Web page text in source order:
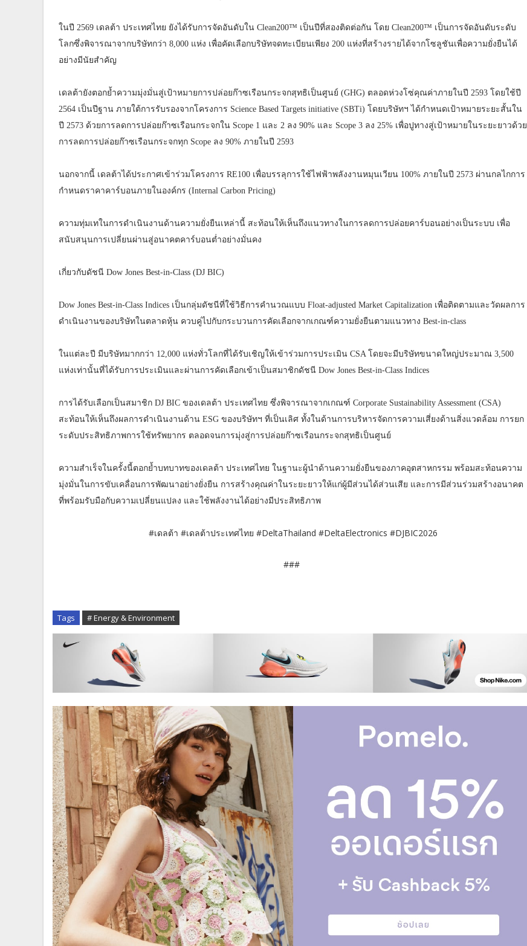
ในปี 2569 เดลต้า ประเทศไทย ยังได้รับการจัดอันดับใน Clean200™ เป็นปีที่สองติดต่อกัน โดย Clean200™ เป็นการจัดอันดับระดับ
โลกซึ่งพิจารณาจากบริษัทกว่า 8,000 แห่ง เพื่อคัดเลือกบริษัทจดทะเบียนเพียง 200 แห่งที่สร้างรายได้จากโซลูชันเพื่อความยั่งยืนได้
อย่างมีนัยสำคัญ
เดลต้ายังตอกย้ำความมุ่งมั่นสู่เป้าหมายการปล่อยก๊าซเรือนกระจกสุทธิเป็นศูนย์ (GHG) ตลอดห่วงโซ่คุณค่าภายในปี 2593 โดยใช้ปี
2564 เป็นปีฐาน ภายใต้การรับรองจากโครงการ Science Based Targets initiative (SBTi) โดยบริษัทฯ ได้กำหนดเป้าหมายระยะสั้นใน
ปี 2573 ด้วยการลดการปล่อยก๊าซเรือนกระจกใน Scope 1 และ 2 ลง 90% และ Scope 3 ลง 25% เพื่อปูทางสู่เป้าหมายในระยะยาวด้วย
การลดการปล่อยก๊าซเรือนกระจกทุก Scope ลง 90% ภายในปี 2593
นอกจากนี้ เดลต้าได้ประกาศเข้าร่วมโครงการ RE100 เพื่อบรรลุการใช้ไฟฟ้าพลังงานหมุนเวียน 100% ภายในปี 2573 ผ่านกลไกการ
กำหนดราคาคาร์บอนภายในองค์กร (Internal Carbon Pricing)
ความทุ่มเทในการดำเนินงานด้านความยั่งยืนเหล่านี้ สะท้อนให้เห็นถึงแนวทางในการลดการปล่อยคาร์บอนอย่างเป็นระบบ เพื่อ
สนับสนุนการเปลี่ยนผ่านสู่อนาคตคาร์บอนต่ำอย่างมั่นคง
เกี่ยวกับดัชนี Dow Jones Best-in-Class (DJ BIC)
Dow Jones Best-in-Class Indices เป็นกลุ่มดัชนีที่ใช้วิธีการคำนวณแบบ Float-adjusted Market Capitalization เพื่อติดตามและวัดผลการ
ดำเนินงานของบริษัทในตลาดหุ้น ควบคู่ไปกับกระบวนการคัดเลือกจากเกณฑ์ความยั่งยืนตามแนวทาง Best-in-class
ในแต่ละปี มีบริษัทมากกว่า 12,000 แห่งทั่วโลกที่ได้รับเชิญให้เข้าร่วมการประเมิน CSA โดยจะมีบริษัทขนาดใหญ่ประมาณ 3,500
แห่งเท่านั้นที่ได้รับการประเมินและผ่านการคัดเลือกเข้าเป็นสมาชิกดัชนี Dow Jones Best-in-Class Indices
การได้รับเลือกเป็นสมาชิก DJ BIC ของเดลต้า ประเทศไทย ซึ่งพิจารณาจากเกณฑ์ Corporate Sustainability Assessment (CSA)
สะท้อนให้เห็นถึงผลการดำเนินงานด้าน ESG ของบริษัทฯ ที่เป็นเลิศ ทั้งในด้านการบริหารจัดการความเสี่ยงด้านสิ่งแวดล้อม การยก
ระดับประสิทธิภาพการใช้ทรัพยากร ตลอดจนการมุ่งสู่การปล่อยก๊าซเรือนกระจกสุทธิเป็นศูนย์
ความสำเร็จในครั้งนี้ตอกย้ำบทบาทของเดลต้า ประเทศไทย ในฐานะผู้นำด้านความยั่งยืนของภาคอุตสาหกรรม พร้อมสะท้อนความ
มุ่งมั่นในการขับเคลื่อนการพัฒนาอย่างยั่งยืน การสร้างคุณค่าในระยะยาวให้แก่ผู้มีส่วนได้ส่วนเสีย และการมีส่วนร่วมสร้างอนาคต
ที่พร้อมรับมือกับความเปลี่ยนแปลง และใช้พลังงานได้อย่างมีประสิทธิภาพ
#เดลต้า #เดลต้าประเทศไทย #DeltaThailand #DeltaElectronics #DJBIC2026
###
Tags # Energy & Environment